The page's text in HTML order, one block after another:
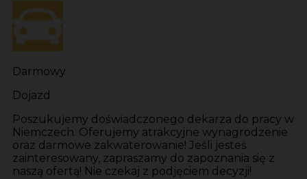
Darmowy
Dojazd
Poszukujemy doświadczonego dekarza do pracy w
Niemczech. Oferujemy atrakcyjne wynagrodzenie
oraz darmowe zakwaterowanie! Jeśli jesteś
zainteresowany, zapraszamy do zapoznania się z
naszą ofertą! Nie czekaj z podjęciem decyzji!